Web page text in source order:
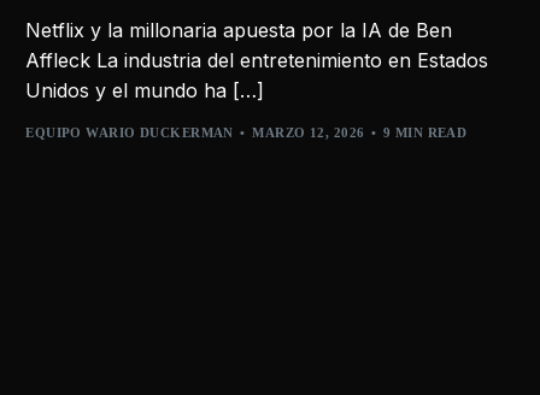
Netflix y la millonaria apuesta por la IA de Ben
Affleck La industria del entretenimiento en Estados
Unidos y el mundo ha […]
EQUIPO WARIO DUCKERMAN MARZO 12, 2026 9 MIN READ